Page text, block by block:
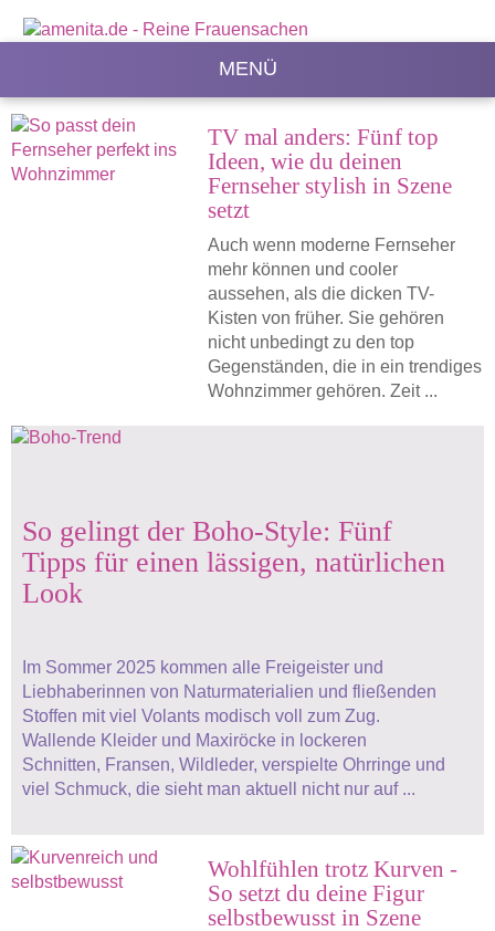
MENÜ
TV mal anders: Fünf top
Ideen, wie du deinen
Fernseher stylish in Szene
setzt
Auch wenn moderne Fernseher
mehr können und cooler
aussehen, als die dicken TV-
Kisten von früher. Sie gehören
nicht unbedingt zu den top
Gegenständen, die in ein trendiges
Wohnzimmer gehören. Zeit ...
So gelingt der Boho-Style: Fünf
Tipps für einen lässigen, natürlichen
Look
Im Sommer 2025 kommen alle Freigeister und
Liebhaberinnen von Naturmaterialien und fließenden
Stoffen mit viel Volants modisch voll zum Zug.
Wallende Kleider und Maxiröcke in lockeren
Schnitten, Fransen, Wildleder, verspielte Ohrringe und
viel Schmuck, die sieht man aktuell nicht nur auf ...
Wohlfühlen trotz Kurven -
So setzt du deine Figur
selbstbewusst in Szene